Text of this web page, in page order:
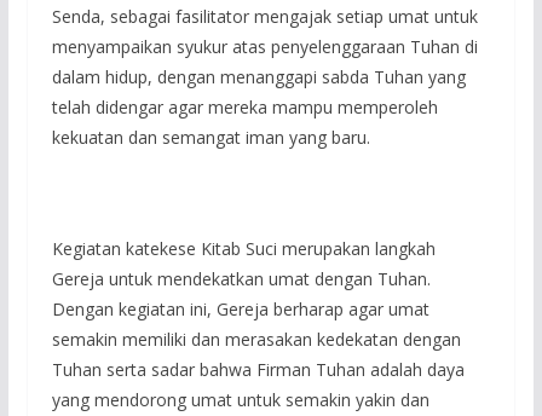
Senda, sebagai fasilitator mengajak setiap umat untuk
menyampaikan syukur atas penyelenggaraan Tuhan di
dalam hidup, dengan menanggapi sabda Tuhan yang
telah didengar agar mereka mampu memperoleh
kekuatan dan semangat iman yang baru.
Kegiatan katekese Kitab Suci merupakan langkah
Gereja untuk mendekatkan umat dengan Tuhan.
Dengan kegiatan ini, Gereja berharap agar umat
semakin memiliki dan merasakan kedekatan dengan
Tuhan serta sadar bahwa Firman Tuhan adalah daya
yang mendorong umat untuk semakin yakin dan